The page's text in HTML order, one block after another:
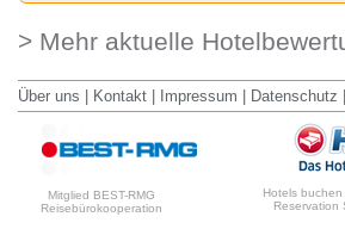
> Mehr aktuelle
Über uns Kontakt Impressum Datenschutz
Mitglied BEST-RMG
Reisebürokooperation
Hotels buchen
Reservation